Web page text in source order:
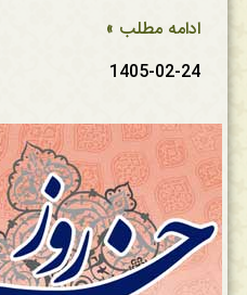
ادامه مطلب »
1405-02-24